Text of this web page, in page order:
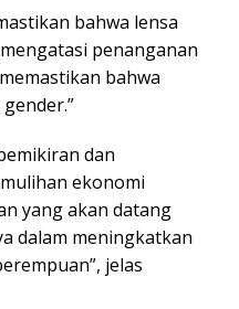
bahwa lensa
penanganan
bahwa
dan
ekonomi
yang akan datang
dalam meningkatkan
jelas